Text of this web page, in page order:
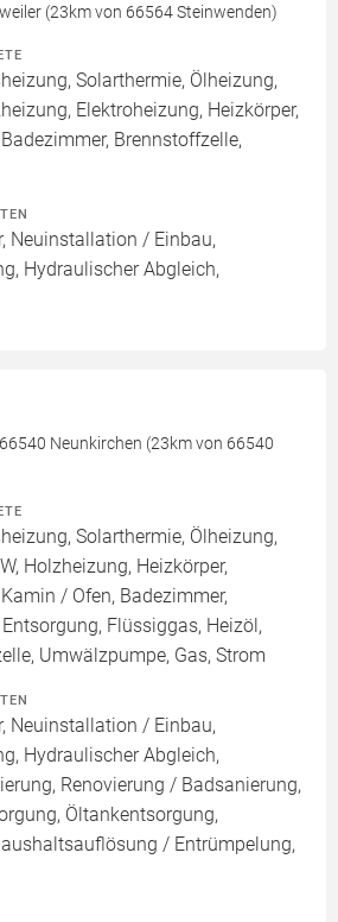
(23km von 66564 Steinwenden)
Solarthermie, Ölheizung,
Elektroheizung, Heizkörper,
Brennstoffzelle,
Neuinstallation / Einbau,
Hydraulischer Abgleich,
Neunkirchen (23km von 66540
Solarthermie, Ölheizung,
Holzheizung, Heizkörper,
/ Ofen, Badezimmer,
Flüssiggas, Heizöl,
Umwälzpumpe, Gas, Strom
Neuinstallation / Einbau,
Hydraulischer Abgleich,
Renovierung / Badsanierung,
Öltankentsorgung,
/ Entrümpelung,